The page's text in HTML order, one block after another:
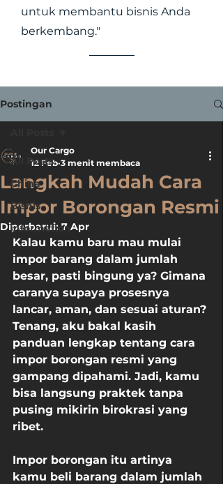
untuk membantu bisnis Anda
berkembang."
Postingan
All Posts
China
Bisnis
information
Langkah Mudah Cara
Impor Borongan Resmi
Our Cargo
12 Feb 3 menit membaca
Diperbarui: 7 Apr
Kalau kamu baru mau mulai
impor barang dalam jumlah
besar, pasti bingung ya? Gimana
caranya supaya prosesnya
lancar, aman, dan sesuai aturan?
Tenang, aku bakal kasih
panduan lengkap tentang cara
impor borongan resmi yang
gampang dipahami. Jadi, kamu
bisa langsung praktek tanpa
pusing mikirin birokrasi yang
ribet.
Impor borongan itu artinya
kamu beli barang dalam jumlah